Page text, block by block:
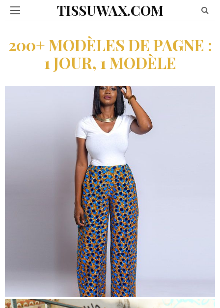
TISSUWAX.COM
200+ MODÈLES DE PAGNE :
1 JOUR, 1 MODÈLE